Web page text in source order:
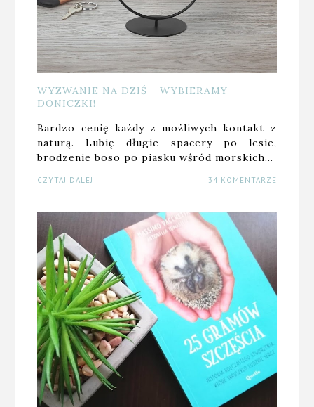
WYZWANIE NA DZIŚ - WYBIERAMY
DONICZKI!
Bardzo cenię każdy z możliwych kontakt z
naturą. Lubię długie spacery po lesie,
brodzenie boso po piasku wśród morskich…
CZYTAJ DALEJ 34 KOMENTARZE